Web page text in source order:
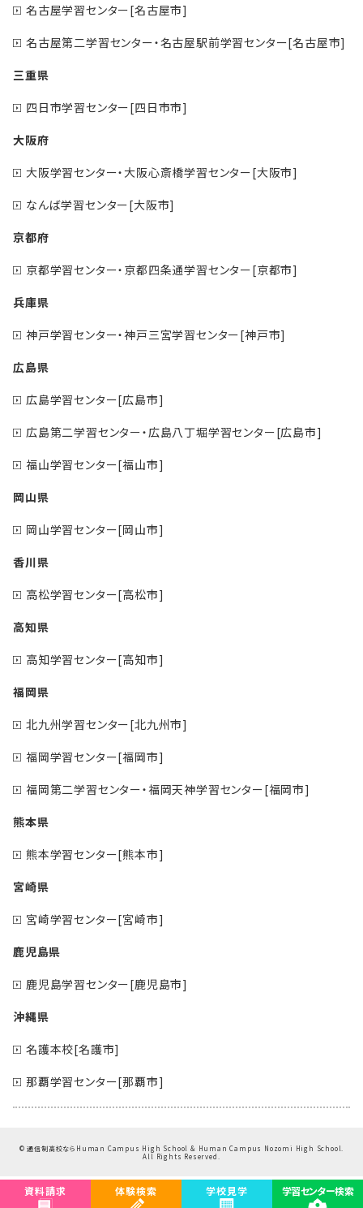
名古屋学習センター[名古屋市]
名古屋第二学習センター・名古屋駅前学習センター[名古屋市]
三重県
四日市学習センター[四日市市]
大阪府
大阪学習センター・大阪心斎橋学習センター[大阪市]
なんば学習センター[大阪市]
京都府
京都学習センター・京都四条通学習センター[京都市]
兵庫県
神戸学習センター・神戸三宮学習センター[神戸市]
広島県
広島学習センター[広島市]
広島第二学習センター・広島八丁堀学習センター[広島市]
福山学習センター[福山市]
岡山県
岡山学習センター[岡山市]
香川県
高松学習センター[高松市]
高知県
高知学習センター[高知市]
福岡県
北九州学習センター[北九州市]
福岡学習センター[福岡市]
福岡第二学習センター・福岡天神学習センター[福岡市]
熊本県
熊本学習センター[熊本市]
宮崎県
宮崎学習センター[宮崎市]
鹿児島県
鹿児島学習センター[鹿児島市]
沖縄県
名護本校[名護市]
那覇学習センター[那覇市]
©通信制高校ならHuman Campus High School & Human Campus Nozomi High School.
All Rights Reserved.
資料請求 体験検索 学校見学 学習センター検索